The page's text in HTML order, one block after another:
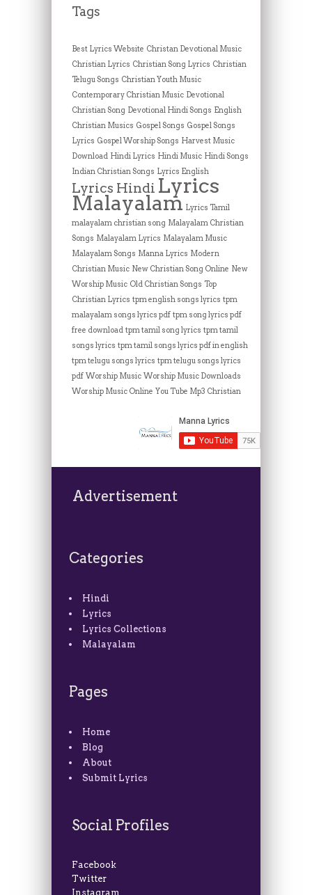
Tags
Best Lyrics Website Christan Devotional Music
Christian Lyrics Christian Song Lyrics Christian
Telugu Songs Christian Youth Music
Contemporary Christian Music Devotional
Christian Song Devotional Hindi Songs English
Christian Musics Gospel Songs Gospel Songs
Lyrics Gospel Worship Songs Harvest Music
Download Hindi Lyrics Hindi Music Hindi Songs
Indian Christian Songs Lyrics English
Lyrics Hindi Lyrics
Malayalam Lyrics Tamil
malayalam christian song Malayalam Christian
Songs Malayalam Lyrics Malayalam Music
Malayalam Songs Manna Lyrics Modern
Christian Music New Christian Song Online New
Worship Music Old Christian Songs Top
Christian Lyrics tpm english songs lyrics tpm
malayalam songs lyrics pdf tpm song lyrics pdf
free download tpm tamil song lyrics tpm tamil
songs lyrics tpm tamil songs lyrics pdf in english
tpm telugu songs lyrics tpm telugu songs lyrics
pdf Worship Music Worship Music Downloads
Worship Music Online You Tube Mp3 Christian
Advertisement
Categories
Hindi
Lyrics
Lyrics Collections
Malayalam
Pages
Home
Blog
About
Submit Lyrics
Social Profiles
Facebook
Twitter
Instagram